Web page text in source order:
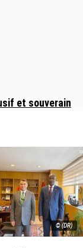
et souverain
© (DR)